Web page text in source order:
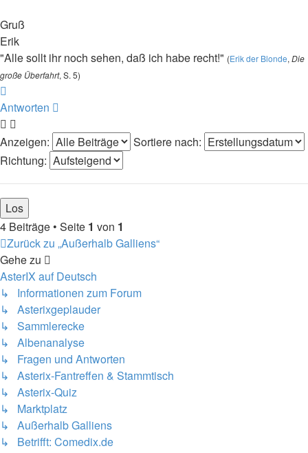
Gruß
Erik
"Alle sollt ihr noch sehen, daß ich habe recht!" (Erik der Blonde, Die
große Überfahrt, S. 5)
oben
Antworten
Anzeigen:
Sortiere nach:
Richtung:
4 Beiträge • Seite 1 von 1
Zurück zu „Außerhalb Galliens“
Gehe zu
AsterIX auf Deutsch
↳ Informationen zum Forum
↳ Asterixgeplauder
↳ Sammlerecke
↳ Albenanalyse
↳ Fragen und Antworten
↳ Asterix-Fantreffen & Stammtisch
↳ Asterix-Quiz
↳ Marktplatz
↳ Außerhalb Galliens
↳ Betrifft: Comedix.de